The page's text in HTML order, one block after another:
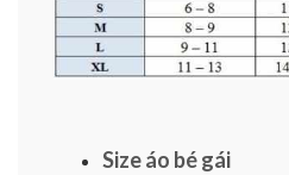
Size áo bé gái